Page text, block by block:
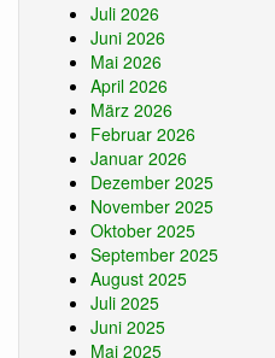
Juli 2026
Juni 2026
Mai 2026
April 2026
März 2026
Februar 2026
Januar 2026
Dezember 2025
November 2025
Oktober 2025
September 2025
August 2025
Juli 2025
Juni 2025
Mai 2025